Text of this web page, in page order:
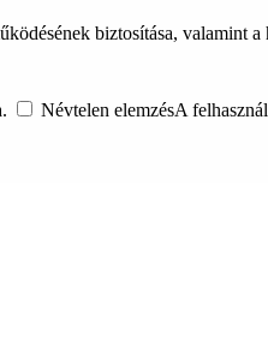
biztosítása, valamint
Névtelen elemzésA